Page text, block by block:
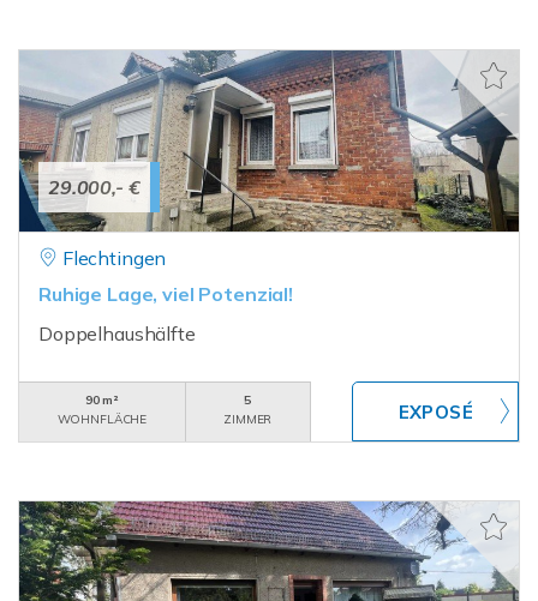
29.000,- €
Flechtingen
Ruhige Lage, viel Potenzial!
Doppelhaushälfte
90 m²
WOHNFLÄCHE
5
ZIMMER